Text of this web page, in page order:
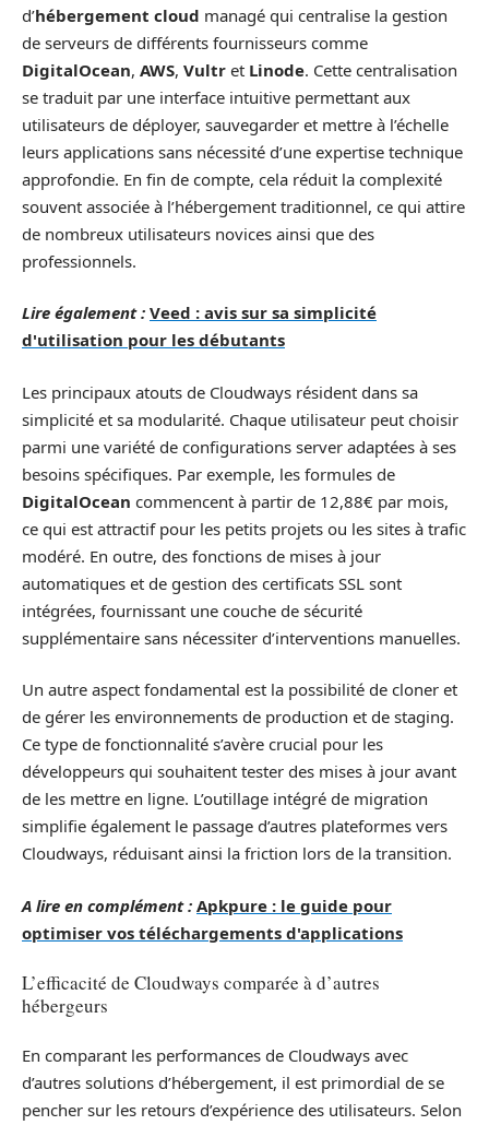
d’hébergement cloud managé qui centralise la gestion
de serveurs de différents fournisseurs comme
DigitalOcean, AWS, Vultr et Linode. Cette centralisation
se traduit par une interface intuitive permettant aux
utilisateurs de déployer, sauvegarder et mettre à l’échelle
leurs applications sans nécessité d’une expertise technique
approfondie. En fin de compte, cela réduit la complexité
souvent associée à l’hébergement traditionnel, ce qui attire
de nombreux utilisateurs novices ainsi que des
professionnels.
Lire également : Veed : avis sur sa simplicité
d'utilisation pour les débutants
Les principaux atouts de Cloudways résident dans sa
simplicité et sa modularité. Chaque utilisateur peut choisir
parmi une variété de configurations server adaptées à ses
besoins spécifiques. Par exemple, les formules de
DigitalOcean commencent à partir de 12,88€ par mois,
ce qui est attractif pour les petits projets ou les sites à trafic
modéré. En outre, des fonctions de mises à jour
automatiques et de gestion des certificats SSL sont
intégrées, fournissant une couche de sécurité
supplémentaire sans nécessiter d’interventions manuelles.
Un autre aspect fondamental est la possibilité de cloner et
de gérer les environnements de production et de staging.
Ce type de fonctionnalité s’avère crucial pour les
développeurs qui souhaitent tester des mises à jour avant
de les mettre en ligne. L’outillage intégré de migration
simplifie également le passage d’autres plateformes vers
Cloudways, réduisant ainsi la friction lors de la transition.
A lire en complément : Apkpure : le guide pour
optimiser vos téléchargements d'applications
L’efficacité de Cloudways comparée à d’autres
hébergeurs
En comparant les performances de Cloudways avec
d’autres solutions d’hébergement, il est primordial de se
pencher sur les retours d’expérience des utilisateurs. Selon